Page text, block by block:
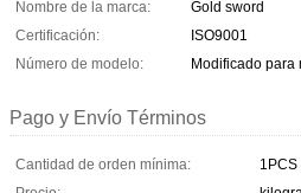
Nombre de la marca:
Gold sword
Certificación:
ISO9001
Número de modelo:
Modificado para
Pago y Envío Términos
Cantidad de orden mínima:
1PCS